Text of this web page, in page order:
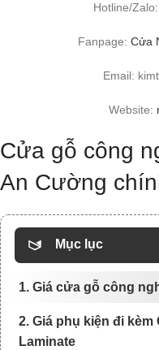
Hotline/
Fanpage: Cửa
Email:
Website:
Cửa gỗ công
An Cường
Mục lục
1. Giá cửa gỗ công
2. Giá phụ kiện đi
Laminate